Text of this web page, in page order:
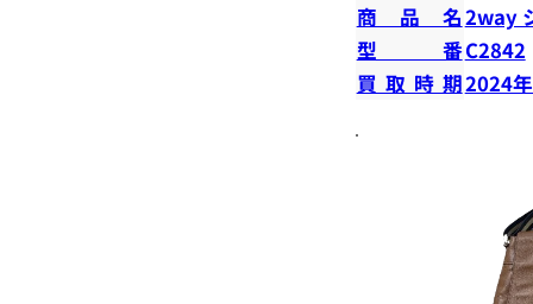
商品名2way
型番C2842
買取時期2024